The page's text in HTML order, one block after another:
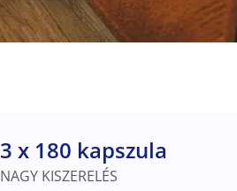
3 x 180 kapszula
NAGY KISZERELÉS